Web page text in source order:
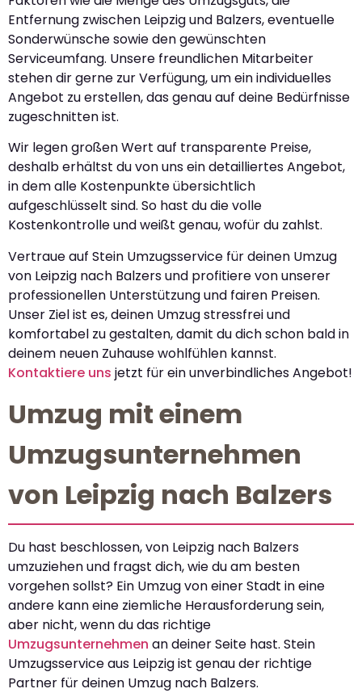
Entfernung zwischen Leipzig und Balzers, eventuelle
Sonderwünsche sowie den gewünschten
Serviceumfang. Unsere freundlichen Mitarbeiter
stehen dir gerne zur Verfügung, um ein individuelles
Angebot zu erstellen, das genau auf deine Bedürfnisse
zugeschnitten ist.
Wir legen großen Wert auf transparente Preise,
deshalb erhältst du von uns ein detailliertes Angebot,
in dem alle Kostenpunkte übersichtlich
aufgeschlüsselt sind. So hast du die volle
Kostenkontrolle und weißt genau, wofür du zahlst.
Vertraue auf Stein Umzugsservice für deinen Umzug
von Leipzig nach Balzers und profitiere von unserer
professionellen Unterstützung und fairen Preisen.
Unser Ziel ist es, deinen Umzug stressfrei und
komfortabel zu gestalten, damit du dich schon bald in
deinem neuen Zuhause wohlfühlen kannst.
Kontaktiere uns jetzt für ein unverbindliches Angebot!
Umzug mit einem
Umzugsunternehmen
von Leipzig nach Balzers
Du hast beschlossen, von Leipzig nach Balzers
umzuziehen und fragst dich, wie du am besten
vorgehen sollst? Ein Umzug von einer Stadt in eine
andere kann eine ziemliche Herausforderung sein,
aber nicht, wenn du das richtige
Umzugsunternehmen an deiner Seite hast. Stein
Umzugsservice aus Leipzig ist genau der richtige
Partner für deinen Umzug nach Balzers.